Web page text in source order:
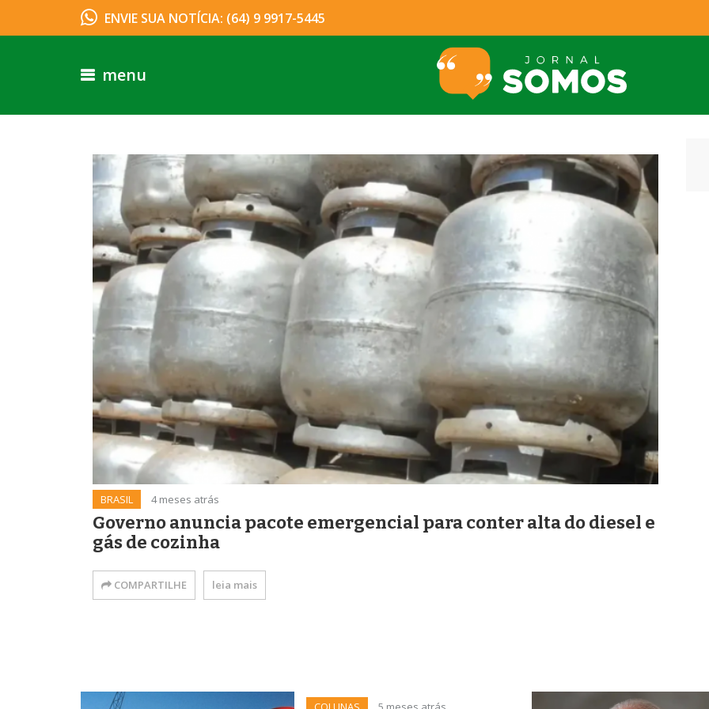
ENVIE SUA NOTÍCIA: (64) 9 9917-5445
menu
BRASIL 4 meses atrás
Governo anuncia pacote emergencial para conter alta do diesel e
gás de cozinha
COMPARTILHE leia mais